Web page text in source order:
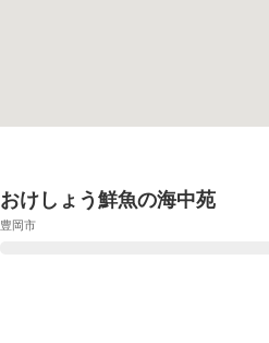
おけしょう鮮魚の海中苑
豊岡市